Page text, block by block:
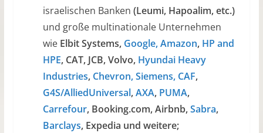
israelischen Banken (Leumi, Hapoalim, etc.)
und große multinationale Unternehmen
wieElbit Systems, Google, Amazon, HP and
HPE, CAT, JCB, Volvo, Hyundai Heavy
Industries, Chevron, Siemens, CAF,
G4S/AlliedUniversal,AXA, PUMA,
Carrefour, Booking.com, Airbnb,Sabra,
Barclays, Expedia und weitere;